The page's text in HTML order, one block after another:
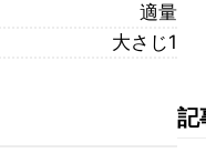
適量
大さじ1
記